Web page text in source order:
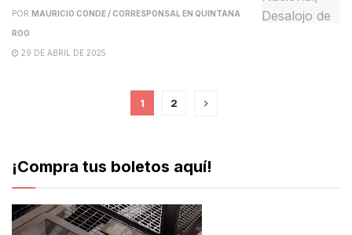
POR MAURICIO CONDE / CORRESPONSAL EN QUINTANA
ROO
29 DE ABRIL DE 2025
1 2
¡Compra tus boletos aquí!